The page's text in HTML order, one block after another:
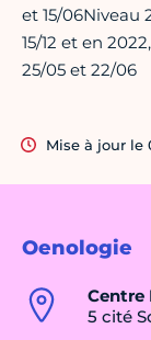
Oenologie
Centre
5 cité
et 15/06Niveau
15/12 et en
25/05 et 22/06
Mise à jour le